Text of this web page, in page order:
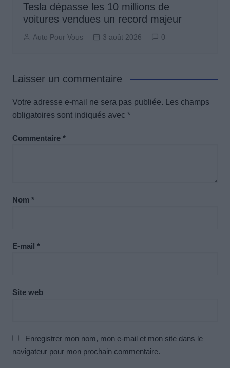
Tesla dépasse les 10 millions de
voitures vendues un record majeur
Auto Pour Vous 3 août 2026 0
Laisser un commentaire
Votre adresse e-mail ne sera pas publiée.
Les champs
obligatoires sont indiqués avec *
Commentaire *
Nom *
E-mail *
Site web
Enregistrer mon nom, mon e-mail et mon site dans le
navigateur pour mon prochain commentaire.